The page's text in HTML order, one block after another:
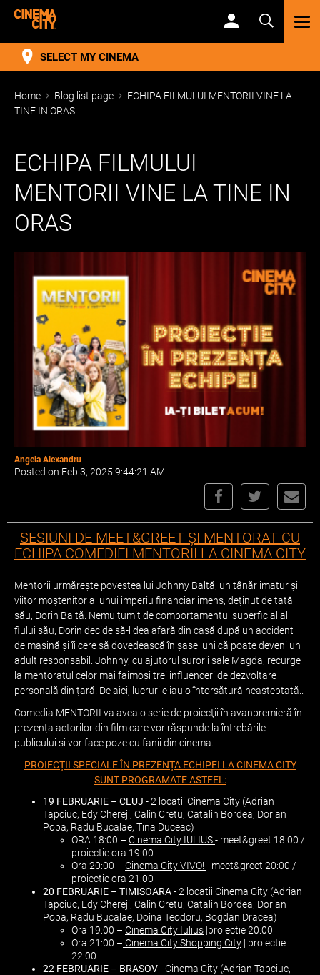
SELECT MY CINEMA
Home Blog list page
ECHIPA FILMULUI MENTORII VINE LA
TINE IN ORAS
ECHIPA FILMULUI
MENTORII VINE LA TINE IN
ORAS
Angela Alexandru
Posted on Feb 3, 2025 9:44:21 AM
SESIUNI DE MEET&GREET ȘI MENTORAT CU
ECHIPA COMEDIEI MENTORII LA CINEMA CITY
Mentorii urmărește povestea lui Johnny Baltă, un tânăr imatur și
viitor moștenitor al unui imperiu financiar imens, deținut de tatăl
său, Dorin Baltă. Nemulțumit de comportamentul superficial al
fiului său, Dorin decide să-l dea afară din casă după un accident
de mașină și îi cere să dovedească în șase luni că poate deveni un
adult responsabil. Johnny, cu ajutorul surorii sale Magda, recurge
la mentoratul celor mai faimoși trei influenceri de dezvoltare
personală din țară. De aici, lucrurile iau o întorsătură neașteptată..
Comedia MENTORII va avea o serie de proiecţii în avanpremieră în
prezența actorilor din film care vor răspunde la întrebările
publicului și vor face poze cu fanii din cinema.
PROIECȚII SPECIALE ÎN PREZENȚA ECHIPEI LA CINEMA CITY
SUNT PROGRAMATE ASTFEL:
19 FEBRUARIE – CLUJ - 2 locatii Cinema City (Adrian
Tapciuc, Edy Chereji, Calin Cretu, Catalin Bordea, Dorian
Popa, Radu Bucalae, Tina Duceac)
ORA 18:00 – Cinema City IULIUS- meet&greet 18:00 /
proiectie ora 19:00
Ora 20:00 – Cinema City VIVO! - meet&greet 20:00 /
proiectie ora 21:00
20 FEBRUARIE – TIMISOARA -2 locatii Cinema City (Adrian
Tapciuc, Edy Chereji, Calin Cretu, Catalin Bordea, Dorian
Popa, Radu Bucalae, Doina Teodoru, Bogdan Dracea)
Ora 19:00 – Cinema City Iulius |proiectie 20:00
Ora 21:00 – Cinema City Shopping City | proiectie
22:00
22 FEBRUARIE – BRASOV- Cinema City (Adrian Tapciuc,